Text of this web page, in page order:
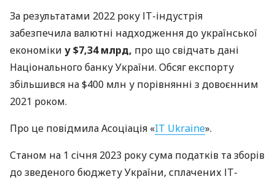
За результатами 2022 року ІТ-індустрія
забезпечила валютні надходження до української
економіки у $7,34 млрд, про що свідчать дані
Національного банку України. Обсяг експорту
збільшився на $400 млн у порівнянні з довоєнним
2021 роком.
Про це повідмила Асоціація «IT Ukraine».
Станом на 1 січня 2023 року сума податків та зборів
до зведеного бюджету України, сплачених ІТ-